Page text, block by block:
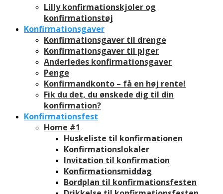
Lilly konfirmationskjoler og
konfirmationstøj
Konfirmationsgaver
Konfirmationsgaver til drenge
Konfirmationsgaver til piger
Anderledes konfirmationsgaver
Penge
Konfirmandkonto – få en høj rente!
Fik du det, du ønskede dig til din
konfirmation?
Konfirmationsfest
Home #1
Huskeliste til konfirmationen
Konfirmationslokaler
Invitation til konfirmation
Konfirmationsmiddag
Bordplan til konfirmationsfesten